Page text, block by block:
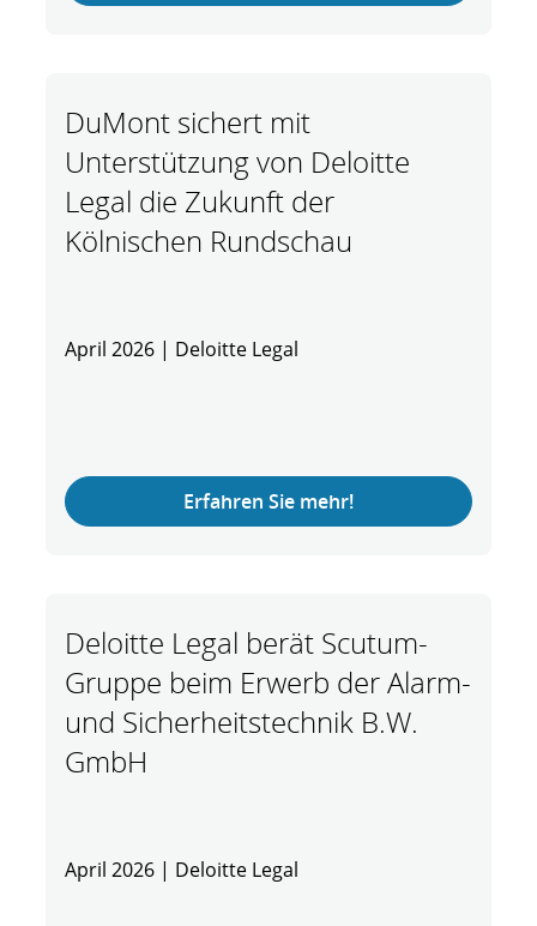
DuMont sichert mit
Unterstützung von Deloitte
Legal die Zukunft der
Kölnischen Rundschau
April 2026 | Deloitte Legal
Erfahren Sie mehr!
Deloitte Legal berät Scutum-
Gruppe beim Erwerb der Alarm-
und Sicherheitstechnik B.W.
GmbH
April 2026 | Deloitte Legal